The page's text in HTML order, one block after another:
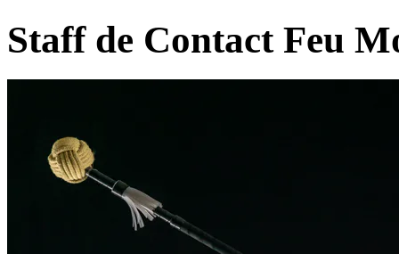
Staff de Contact Feu